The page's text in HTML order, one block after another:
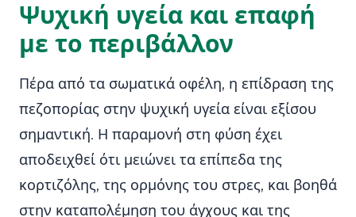
Ψυχική υγεία και επαφή
με το περιβάλλον
Πέρα από τα σωματικά οφέλη, η επίδραση της
πεζοπορίας στην ψυχική υγεία είναι εξίσου
σημαντική. Η παραμονή στη φύση έχει
αποδειχθεί ότι μειώνει τα επίπεδα της
κορτιζόλης, της ορμόνης του στρες, και βοηθά
στην καταπολέμηση του άγχους και της